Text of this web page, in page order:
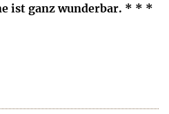
ist ganz wunderbar. * * *